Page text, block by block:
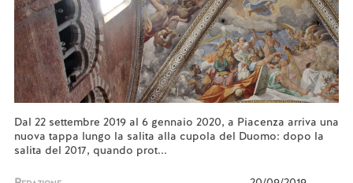
Dal 22 settembre 2019 al 6 gennaio 2020, a Piacenza arriva una
nuova tappa lungo la salita alla cupola del Duomo: dopo la
salita del 2017, quando prot...